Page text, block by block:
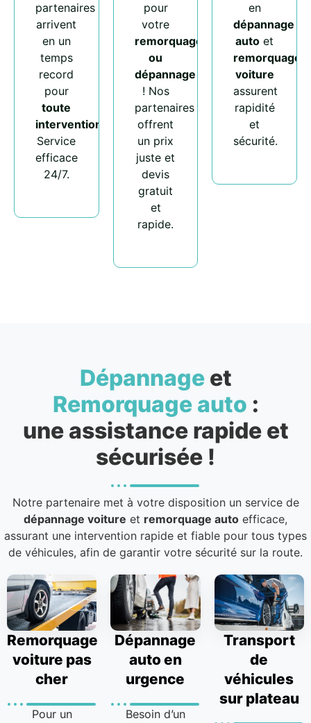
partenaires
arrivent
en un
temps
record
pour
toute
intervention
Service
efficace
24/7.
pour
votre
remorquage
ou
dépannage
! Nos
partenaires
offrent
un prix
juste et
devis
gratuit
et
rapide.
en
dépannage
auto et
remorquage
voiture
assurent
rapidité
et
sécurité.
Dépannageet
Remorquage auto :
une assistance rapide et
sécurisée !
Notre partenaire met à votre disposition un service de
dépannage voiture et remorquage auto efficace,
assurant une intervention rapide et fiable pour tous types
de véhicules, afin de garantir votre sécurité sur la route.
Remorquage
voiture pas
cher
Pour un
Dépannage
auto en
urgence
Besoin d’un
Transport
de
véhicules
sur plateau